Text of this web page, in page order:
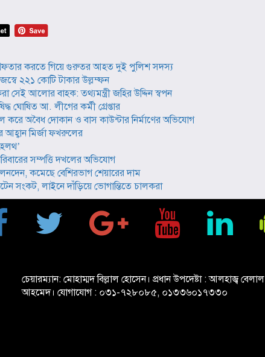
করতে গিয়ে গুরুতর আহত দুই পুলিশ সদস্য
২২১ কোটি টাকার উল্লম্ফন
সেই আলোর বাহক: তথ্যমন্ত্রী জহির উদ্দিন স্বপন
ঘোষিত আ. লীগের কর্মী গ্রেপ্তার
অবৈধ দোকান ও বাস কাউন্টার নির্মাণের অভিযোগ
আহ্বান মির্জা ফখরুলের
সম্পত্তি দখলের অভিযোগ
কমেছে বেশিরভাগ শেয়ারের দাম
সংকট, লাইনে দাঁড়িয়ে ভোগান্তিতে চালকরা
চেয়ারম্যান: মোহাম্মদ বিল্লাল হোসেন। প্রধান উপদেষ্টা : আলহাজ্ব বেলাল
আহমেদ। যোগাযোগ : ০৩১-৭২৮০৮৫, ০১৩৩৬০১৭৩৩০